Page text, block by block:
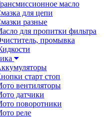
масло
для цепи
разные
для пропитки фильтра
промывка
старт стоп
вентиляторы
датчики
поворотники
реле